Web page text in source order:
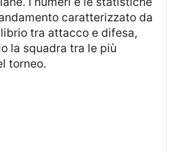
caratterizzato da
tra attacco e difesa,
la squadra tra le più
torneo.